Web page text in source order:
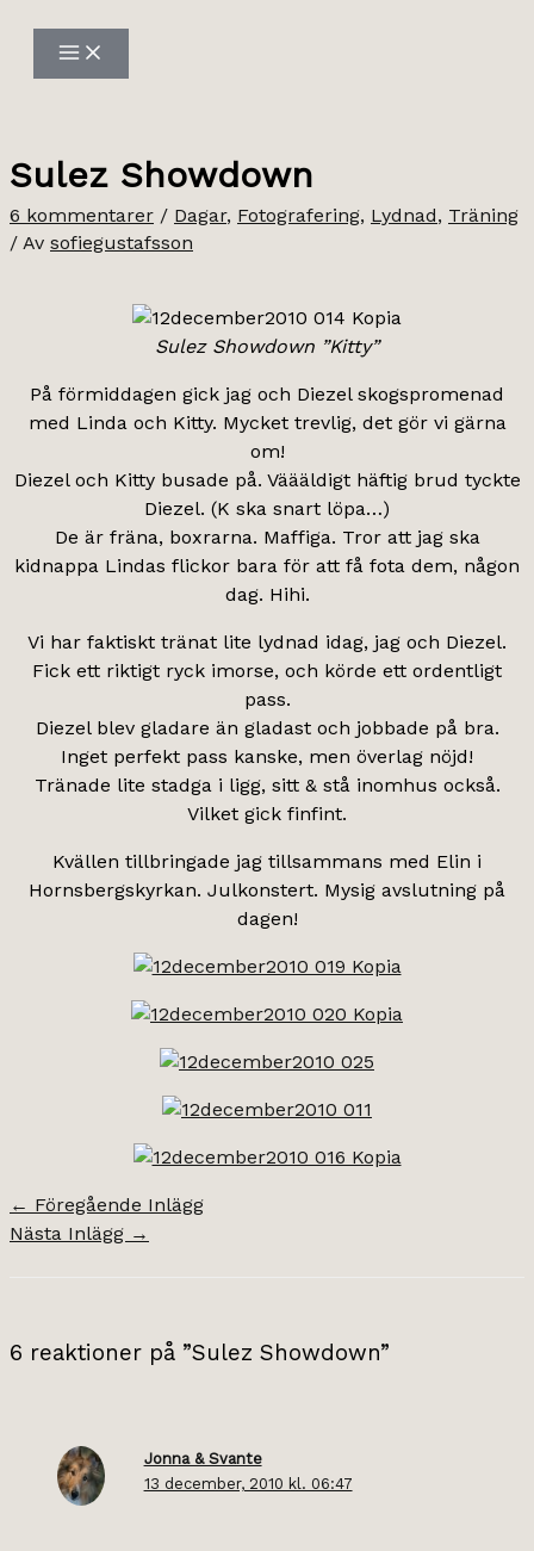
innehåll
Sulez Showdown
6 kommentarer / Dagar, Fotografering, Lydnad, Träning
/ Av sofiegustafsson
Sulez Showdown ”Kitty”
På förmiddagen gick jag och Diezel skogspromenad
med Linda och Kitty. Mycket trevlig, det gör vi gärna
om!
Diezel och Kitty busade på. Väääldigt häftig brud tyckte
Diezel. (K ska snart löpa…)
De är fräna, boxrarna. Maffiga. Tror att jag ska
kidnappa Lindas flickor bara för att få fota dem, någon
dag. Hihi.
Vi har faktiskt tränat lite lydnad idag, jag och Diezel.
Fick ett riktigt ryck imorse, och körde ett ordentligt
pass.
Diezel blev gladare än gladast och jobbade på bra.
Inget perfekt pass kanske, men överlag nöjd!
Tränade lite stadga i ligg, sitt & stå inomhus också.
Vilket gick finfint.
Kvällen tillbringade jag tillsammans med Elin i
Hornsbergskyrkan. Julkonstert. Mysig avslutning på
dagen!
← Föregående Inlägg
Nästa Inlägg →
6 reaktioner på ”Sulez Showdown”
Jonna & Svante
13 december, 2010 kl. 06:47